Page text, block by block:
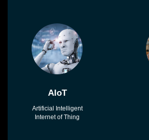
AIoT
Artificial Intelligent
Internet of Thing